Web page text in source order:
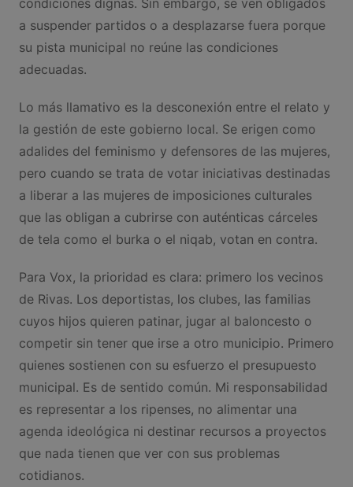
a suspender partidos o a desplazarse fuera porque
su pista municipal no reúne las condiciones
adecuadas.
Lo más llamativo es la desconexión entre el relato y
la gestión de este gobierno local. Se erigen como
adalides del feminismo y defensores de las mujeres,
pero cuando se trata de votar iniciativas destinadas
a liberar a las mujeres de imposiciones culturales
que las obligan a cubrirse con auténticas cárceles
de tela como el burka o el niqab, votan en contra.
Para Vox, la prioridad es clara: primero los vecinos
de Rivas. Los deportistas, los clubes, las familias
cuyos hijos quieren patinar, jugar al baloncesto o
competir sin tener que irse a otro municipio. Primero
quienes sostienen con su esfuerzo el presupuesto
municipal. Es de sentido común. Mi responsabilidad
es representar a los ripenses, no alimentar una
agenda ideológica ni destinar recursos a proyectos
que nada tienen que ver con sus problemas
cotidianos.